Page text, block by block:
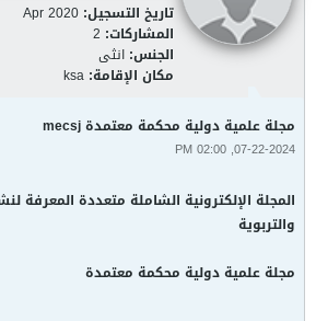
تاريخ التسجيل: Apr 2020
المشاركات: 2
الجنس: انثى
مكان الإقامة: ksa
مجلة علمية دولية محكمة معتمدة mecsj
07-22-2024, 02:00 PM
المجلة الإلكترونية الشاملة متعددة المعرفة
والتربوية
مجلة علمية دولية محكمة معتمدة